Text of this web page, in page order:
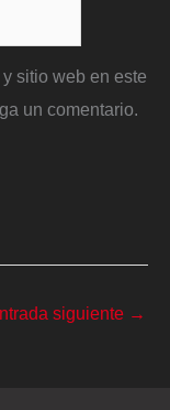
sitio web en este
un comentario.
siguiente →